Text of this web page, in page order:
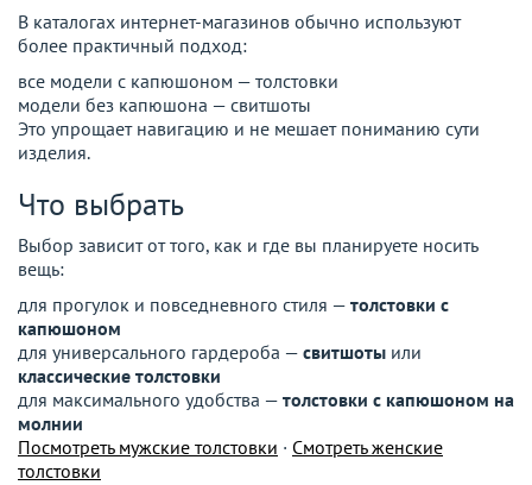
В каталогах интернет-магазинов обычно используют
более практичный подход:
все модели с капюшоном — толстовки
модели без капюшона — свитшоты
Это упрощает навигацию и не мешает пониманию сути
изделия.
Что выбрать
Выбор зависит от того, как и где вы планируете носить
вещь:
для прогулок и повседневного стиля — толстовки с
капюшоном
для универсального гардероба — свитшоты или
классические толстовки
для максимального удобства — толстовки с капюшоном на
молнии
Посмотреть мужские толстовки · Смотреть женские
толстовки